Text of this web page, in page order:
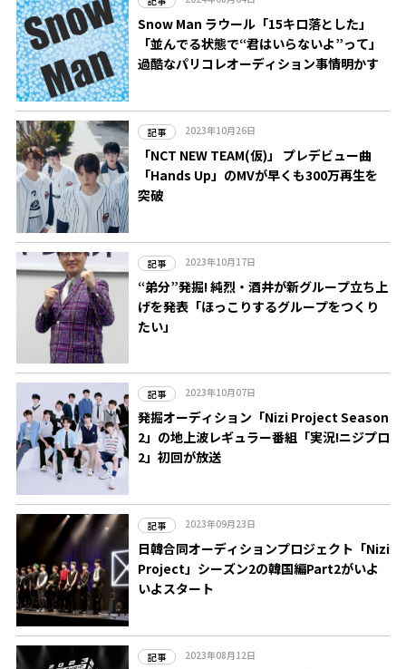
Snow Man ラウール「15キロ落とした」
「並んでる状態で“君はいらないよ”って」
過酷なパリコレオーディション事情明かす
記事 2023年10月26日
「NCT NEW TEAM(仮)」 プレデビュー曲
「Hands Up」のMVが早くも300万再生を
突破
記事 2023年10月17日
“弟分”発掘! 純烈・酒井が新グループ立ち上
げを発表「ほっこりするグループをつくり
たい」
記事 2023年10月07日
発掘オーディション「Nizi Project Season
2」の地上波レギュラー番組「実況!ニジプロ
2」初回が放送
記事 2023年09月23日
日韓合同オーディションプロジェクト「Nizi
Project」シーズン2の韓国編Part2がいよ
いよスタート
記事 2023年08月12日